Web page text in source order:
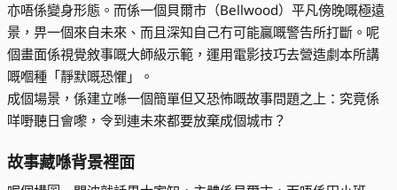
亦唔係變身形態。而係一個貝爾市（Bellwood）平凡傍晚嘅極遠
景，畀一個來自未來、而且深知自己冇可能贏嘅警告所打斷。呢
個畫面係視覺敘事嘅大師級示範，運用電影技巧去營造劇本所講
嘅嗰種「靜默嘅恐懼」。
成個場景，係建立喺一個簡單但又恐怖嘅故事問題之上：究竟係
咩嘢聽日會嚟，令到連未來都要放棄成個城市？
故事藏喺背景裡面